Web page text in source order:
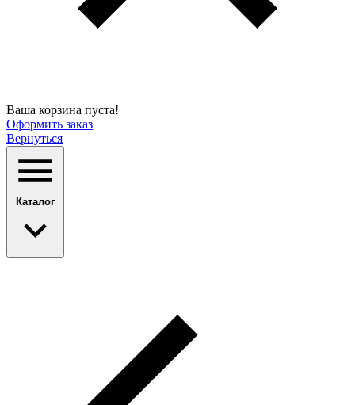
Ваша корзина пуста!
Оформить заказ
Вернуться
Каталог